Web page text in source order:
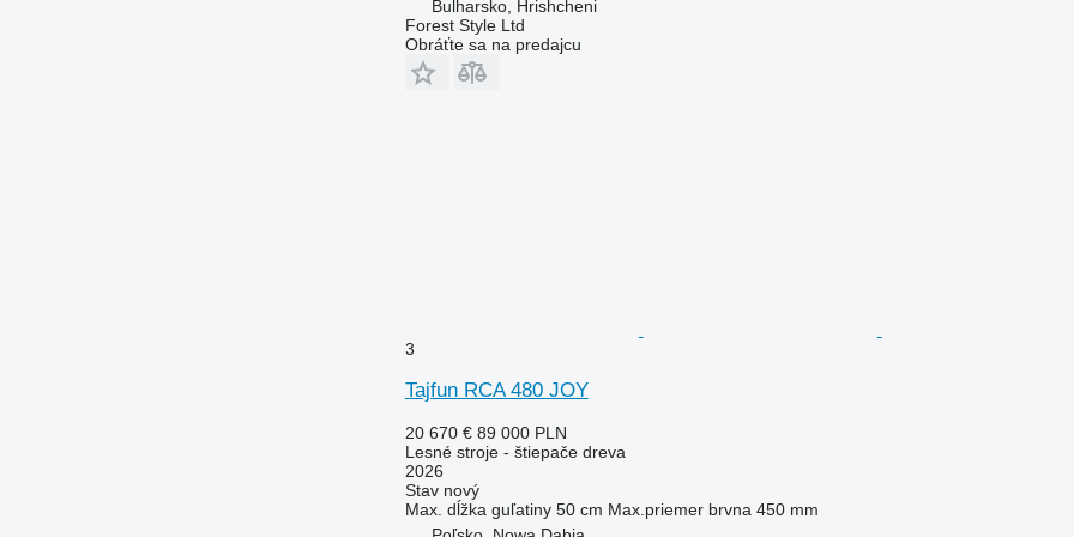
Bulharsko, Hrishcheni
Forest Style Ltd
Obráťte sa na predajcu
3
Tajfun RCA 480 JOY
20 670 € 89 000 PLN
Lesné stroje - štiepače dreva
2026
Stavnový
Max. dĺžka guľatiny 50 cm Max.priemer brvna 450 mm